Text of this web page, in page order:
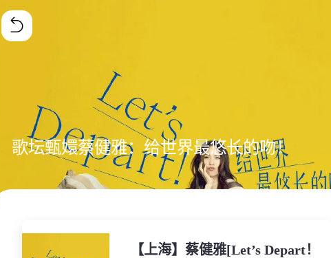
歌坛甄嬛蔡健雅：给世界最悠长的吻！
【上海】蔡健雅[Let’s Depart！